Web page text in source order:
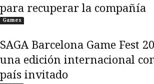
para recuperar la compañía
Games
SAGA Barcelona Game Fest
una edición internacional
país invitado